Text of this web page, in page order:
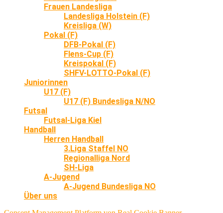
Frauen Landesliga
Landesliga Holstein (F)
Kreisliga (W)
Pokal (F)
DFB-Pokal (F)
Flens-Cup (F)
Kreispokal (F)
SHFV-LOTTO-Pokal (F)
Juniorinnen
U17 (F)
U17 (F) Bundesliga N/NO
Futsal
Futsal-Liga Kiel
Handball
Herren Handball
3.Liga Staffel NO
Regionalliga Nord
SH-Liga
A-Jugend
A-Jugend Bundesliga NO
Über uns